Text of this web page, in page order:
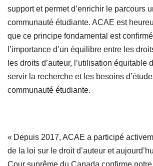
support et permet d’enrichir le parcours
communauté étudiante. ACAE est
que ce principe fondamental est
l’importance d’un équilibre entre les
les droits d’auteur, l’utilisation équitable
servir la recherche et les besoins
communauté étudiante.
« Depuis 2017, ACAE a participé
de la loi sur le droit d’auteur et
Cour suprême du Canada confirme